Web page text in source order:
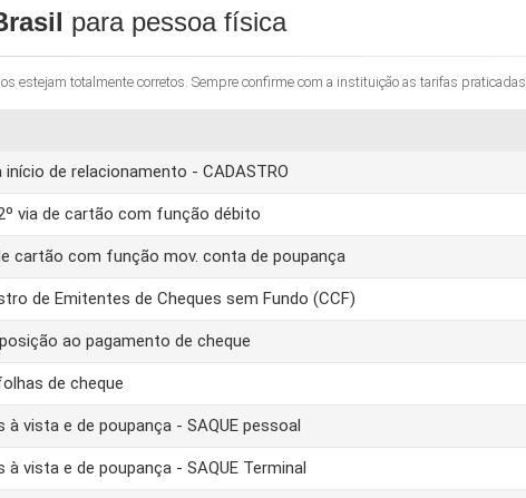
para pessoa física
estejam totalmente corretos. Sempre confirme com a instituição as tarifas praticadas.
de relacionamento - CADASTRO
via de cartão com função débito
cartão com função mov. conta de poupança
de Emitentes de Cheques sem Fundo (CCF)
ao pagamento de cheque
de cheque
vista e de poupança - SAQUE pessoal
vista e de poupança - SAQUE Terminal